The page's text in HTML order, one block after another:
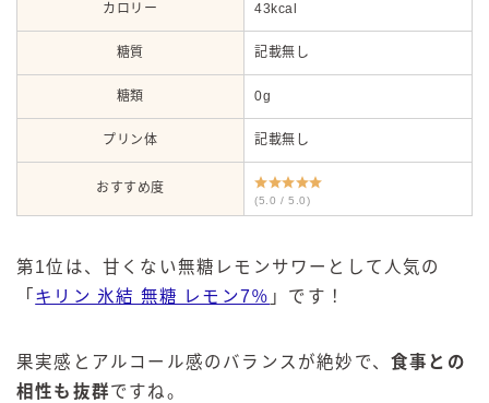
カロリー 43kcal
糖質 記載無し
糖類 0g
プリン体 記載無し
おすすめ度
(5.0 / 5.0)
第1位は、甘くない無糖レモンサワーとして人気の
「 キリン 氷結 無糖 レモン7％ 」です！
果実感とアルコール感のバランスが絶妙で、 食事との
相性も抜群ですね。